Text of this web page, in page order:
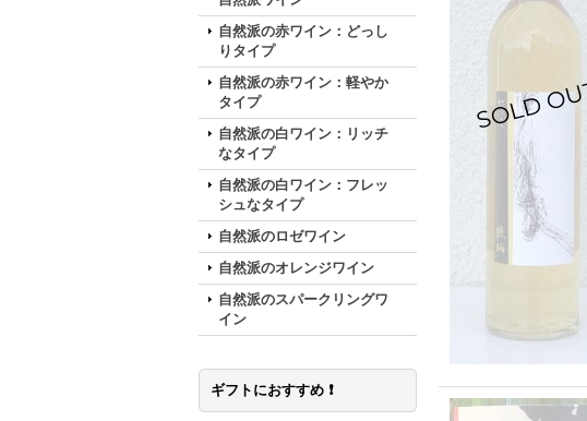
自然派の赤ワイン：どっし
りタイプ
自然派の赤ワイン：軽やか
タイプ
自然派の白ワイン：リッチ
なタイプ
自然派の白ワイン：フレッ
シュなタイプ
自然派のロゼワイン
自然派のオレンジワイン
自然派のスパークリングワ
イン
ギフトにおすすめ ❗️